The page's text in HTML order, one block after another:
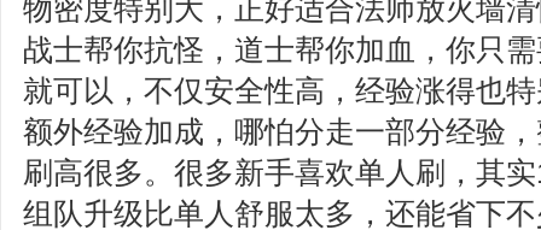
物密度特别大，正好适合法师放火墙
战士帮你抗怪，道士帮你加血，你只
就可以，不仅安全性高，经验涨得也
额外经验加成，哪怕分走一部分经验
刷高很多。很多新手喜欢单人刷，其
组队升级比单人舒服太多，还能省下